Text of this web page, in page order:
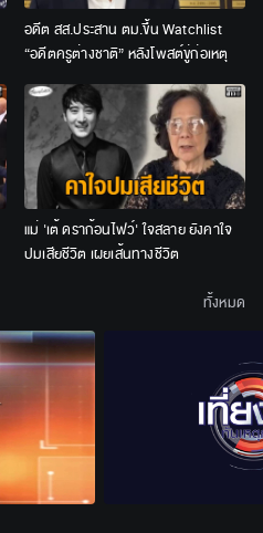
อดีต สส.ประสาน ตม.ขึ้น Watchlist
“อดีตครูต่างชาติ” หลังโพสต์ขู่ก่อเหตุ
แม่ 'เต้ ดราก้อนไฟว์' ใจสลาย ยังคาใจ
ปมเสียชีวิต เผยเส้นทางชีวิต
ทั้งหมด